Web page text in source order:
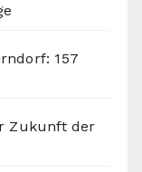
157
Zukunft der